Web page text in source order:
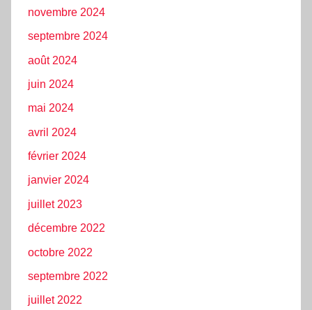
novembre 2024
septembre 2024
août 2024
juin 2024
mai 2024
avril 2024
février 2024
janvier 2024
juillet 2023
décembre 2022
octobre 2022
septembre 2022
juillet 2022